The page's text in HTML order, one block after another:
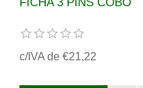
c/IVA de €21,22